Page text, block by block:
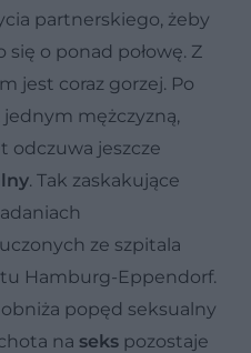
partnerskiego, żeby
się o ponad połowę. Z
jest coraz gorzej. Po
mężczyzną,
odczuwa jeszcze
. Tak zaskakujące
ze szpitala
Hamburg-Eppendorf.
obniża popęd seksualny
na seks pozostaje